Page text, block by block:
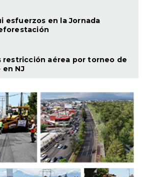
esfuerzos en la Jornada
restricción aérea por torneo de
NJ